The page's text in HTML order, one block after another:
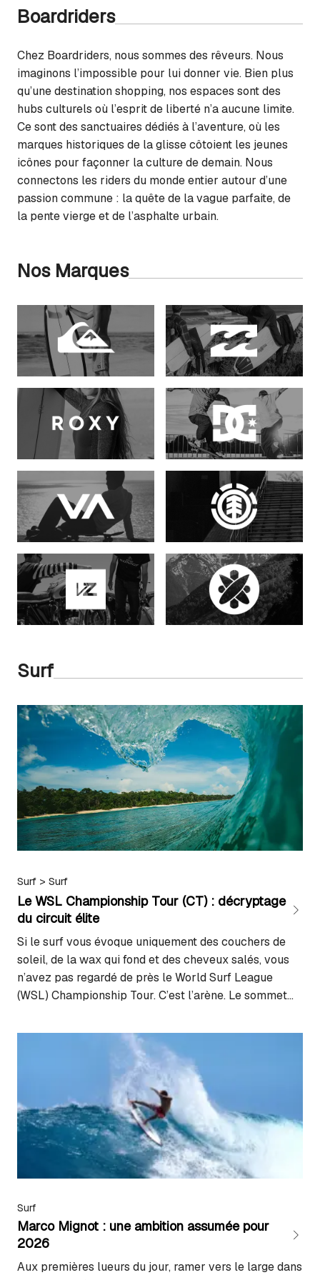
Boardriders
Chez Boardriders, nous sommes des rêveurs. Nous
imaginons l’impossible pour lui donner vie. Bien plus
qu’une destination shopping, nos espaces sont des
hubs culturels où l’esprit de liberté n’a aucune limite.
Ce sont des sanctuaires dédiés à l’aventure, où les
marques historiques de la glisse côtoient les jeunes
icônes pour façonner la culture de demain. Nous
connectons les riders du monde entier autour d’une
passion commune : la quête de la vague parfaite, de
la pente vierge et de l’asphalte urbain.
Nos Marques
Surf
Surf > Surf
Le WSL Championship Tour (CT) : décryptage
du circuit élite
Si le surf vous évoque uniquement des couchers de
soleil, de la wax qui fond et des cheveux salés, vous
n’avez pas regardé de près le World Surf League
(WSL) Championship Tour. C’est l’arène. Le sommet
banc de sable peut valoir des milliers de dollars, et…
Surf
Marco Mignot : une ambition assumée pour
2026
Aux premières lueurs du jour, ramer vers le large dans